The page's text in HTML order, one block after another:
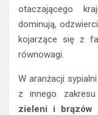
otaczającego
dominują,
kojarzące się z
równowagi.
W aranżacji
z innego
zieleni i brązów